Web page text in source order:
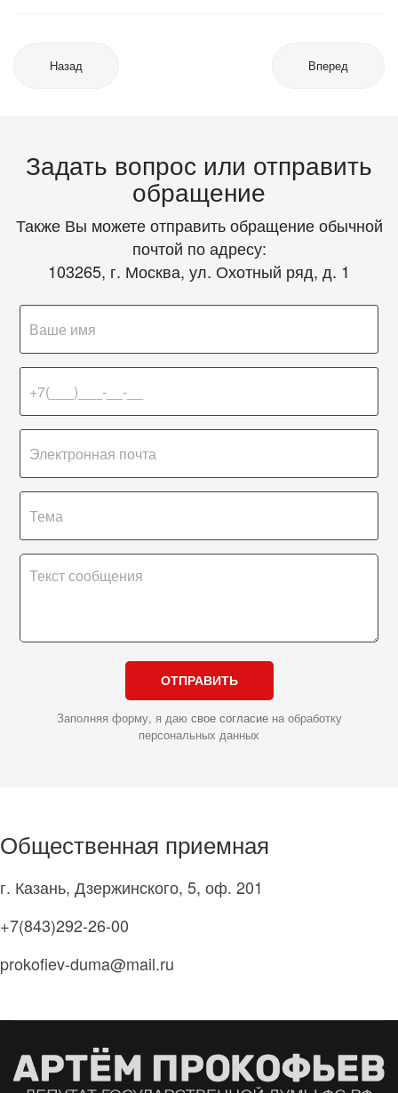
Назад Вперед
Задать вопрос или отправить
обращение
Также Вы можете отправить обращение обычной
почтой по адресу:
103265, г. Москва, ул. Охотный ряд, д. 1
ОТПРАВИТЬ
Заполняя форму, я даю свое согласиена обработку
персональных данных
Общественная приемная
г. Казань, Дзержинского, 5, оф. 201
+7(843)292-26-00
prokofiev-duma@mail.ru